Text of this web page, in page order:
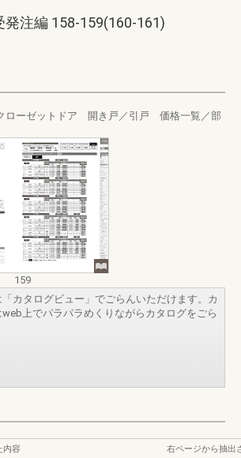
発注編 158-159(160-161)
ローゼットドア 開き戸／引戸 価格一覧／部
159
カタログビュー」でごらんいただけます。カ
上でパラパラめくりながらカタログをごら
内容
右ページから抽出